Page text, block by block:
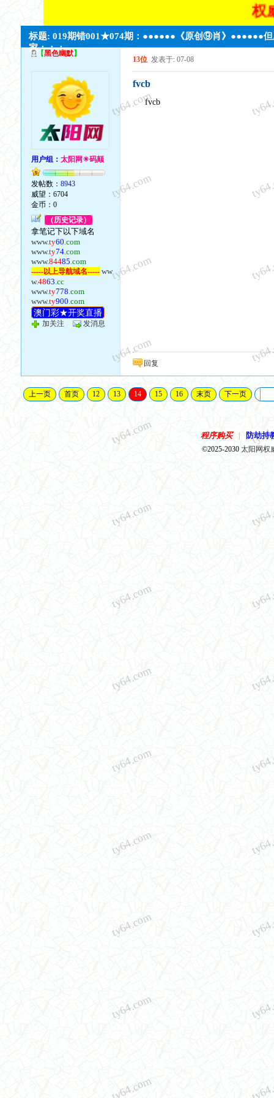
权威
标题: 019期错001★074期：●●●●●●《原创⑨肖》●●●●●●但
家；；；
【黑色幽默】
用户组：太阳网☀码颠
发帖数：8943
威望：6704
金币：0
（历史记录）
拿笔记下以下域名
www.ty60.com
www.ty74.com
www.84485.com
-----以上导航域名----- ww
w.4863.cc
www.ty778.com
www.ty900.com
澳门彩★开奖直播
加关注 发消息
13位 发表于: 07-08
fvcb
fvcb
回复
上一页 首页 12 13 14 15 16 末页 下一页
程序购买 防劫持
©2025-2030太阳网权
ty64.com
ty64.com
ty64.com
ty64.com
ty64.com
ty64.com
ty64.com
ty64.com
ty64.com
ty64.com
ty64.com
ty64.com
ty64.com